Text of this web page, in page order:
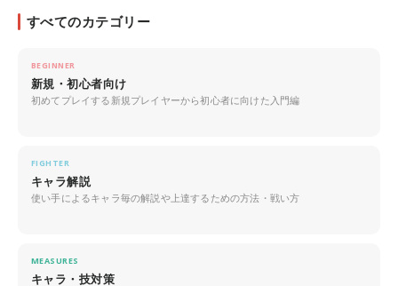
すべてのカテゴリー
BEGINNER
新規・初心者向け
初めてプレイする新規プレイヤーから初心者に向けた入門編
FIGHTER
キャラ解説
使い手によるキャラ毎の解説や上達するための方法・戦い方
MEASURES
キャラ・技対策